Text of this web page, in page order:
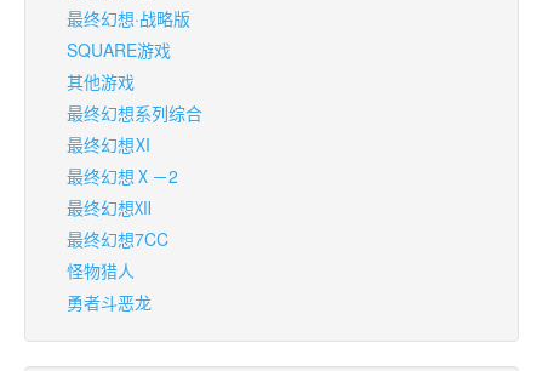
最终幻想·战略版
SQUARE游戏
其他游戏
最终幻想系列综合
最终幻想Ⅺ
最终幻想Ⅹ－2
最终幻想Ⅻ
最终幻想7CC
怪物猎人
勇者斗恶龙